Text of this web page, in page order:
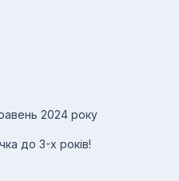
2024 року
до 3-х років!